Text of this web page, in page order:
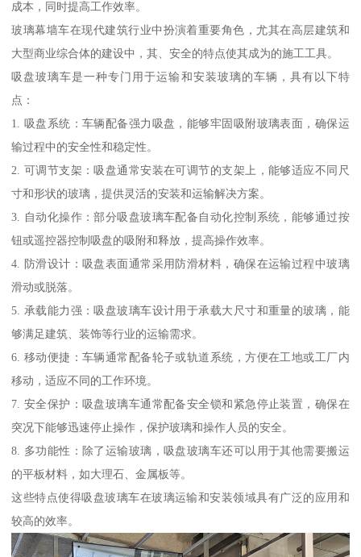
成本，同时提高工作效率。
玻璃幕墙车在现代建筑行业中扮演着重要角色，尤其在高层建筑和
大型商业综合体的建设中，其、安全的特点使其成为的施工工具。
吸盘玻璃车是一种专门用于运输和安装玻璃的车辆，具有以下特
点：
1. 吸盘系统：车辆配备强力吸盘，能够牢固吸附玻璃表面，确保运
输过程中的安全性和稳定性。
2. 可调节支架：吸盘通常安装在可调节的支架上，能够适应不同尺
寸和形状的玻璃，提供灵活的安装和运输解决方案。
3. 自动化操作：部分吸盘玻璃车配备自动化控制系统，能够通过按
钮或遥控器控制吸盘的吸附和释放，提高操作效率。
4. 防滑设计：吸盘表面通常采用防滑材料，确保在运输过程中玻璃
滑动或脱落。
5. 承载能力强：吸盘玻璃车设计用于承载大尺寸和重量的玻璃，能
够满足建筑、装饰等行业的运输需求。
6. 移动便捷：车辆通常配备轮子或轨道系统，方便在工地或工厂内
移动，适应不同的工作环境。
7. 安全保护：吸盘玻璃车通常配备安全锁和紧急停止装置，确保在
突况下能够迅速停止操作，保护玻璃和操作人员的安全。
8. 多功能性：除了运输玻璃，吸盘玻璃车还可以用于其他需要搬运
的平板材料，如大理石、金属板等。
这些特点使得吸盘玻璃车在玻璃运输和安装领域具有广泛的应用和
较高的效率。